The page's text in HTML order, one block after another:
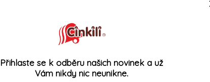
Přihlaste se k odběru našich novinek a už
Vám nikdy nic neunikne.